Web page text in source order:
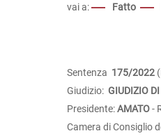
vai a: Fatto
Sentenza 175/2022
Giudizio: GIUDIZIO
Presidente:AMATO-
Camera di Consiglio